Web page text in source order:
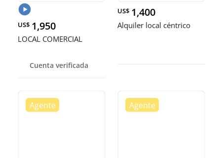
US$ 1,950
LOCAL COMERCIAL
Cuenta verificada
US$ 1,400
Alquiler local céntrico